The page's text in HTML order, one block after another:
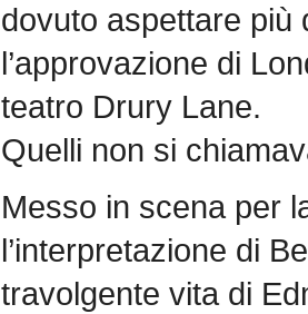
dovuto aspettare più
l’approvazione di
teatro Drury Lane.
Quelli non si
Messo in scena per
l’interpretazione di
travolgente vita di